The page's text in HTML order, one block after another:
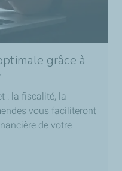
grâce à
: la fiscalité, la
vous faciliteront
de votre